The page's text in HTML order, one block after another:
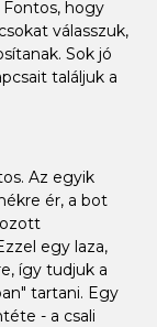
Fontos, hogy
válasszuk,
Sok jó
találjuk a
Az egyik
ér, a bot
egy laza,
így tudjuk a
tartani. Egy
- a csali